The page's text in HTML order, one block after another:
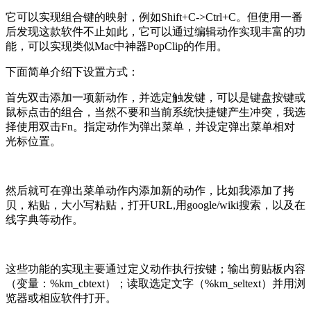
它可以实现组合键的映射，例如Shift+C->Ctrl+C。但使用一番
后发现这款软件不止如此，它可以通过编辑动作实现丰富的功
能，可以实现类似Mac中神器PopClip的作用。
下面简单介绍下设置方式：
首先双击添加一项新动作，并选定触发键，可以是键盘按键或
鼠标点击的组合，当然不要和当前系统快捷键产生冲突，我选
择使用双击Fn。指定动作为弹出菜单，并设定弹出菜单相对
光标位置。
然后就可在弹出菜单动作内添加新的动作，比如我添加了拷
贝，粘贴，大小写粘贴，打开URL,用google/wiki搜索，以及在
线字典等动作。
这些功能的实现主要通过定义动作执行按键；输出剪贴板内容
（变量：%km_cbtext）；读取选定文字（%km_seltext）并用浏
览器或相应软件打开。